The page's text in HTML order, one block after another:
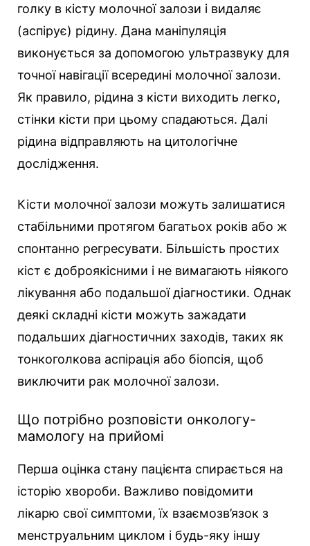
голку в кісту молочної залози і видаляє
(аспірує) рідину. Дана маніпуляція
виконується за допомогою ультразвуку для
точної навігації всередині молочної залози.
Як правило, рідина з кісти виходить легко,
стінки кісти при цьому спадаються. Далі
рідина відправляють на цитологічне
дослідження.
Кісти молочної залози можуть залишатися
стабільними протягом багатьох років або ж
спонтанно регресувати. Більшість простих
кіст є доброякісними і не вимагають ніякого
лікування або подальшої діагностики. Однак
деякі складні кісти можуть зажадати
подальших діагностичних заходів, таких як
тонкоголкова аспірація або біопсія, щоб
виключити рак молочної залози.
Що потрібно розповісти онкологу-
мамологу на прийомі
Перша оцінка стану пацієнта спирається на
історію хвороби. Важливо повідомити
лікарю свої симптоми, їх взаємозв’язок з
менструальним циклом і будь-яку іншу